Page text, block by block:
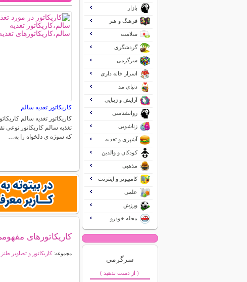
کاریکاتور تغذیه سالم
کاریکاتور تغذیه سالم
تغذیه سالم کاریکاتور
که سوژه ی دلخواه را به…
کاریکاتورهای
مجموعه:کاریکاتور و تصاویر طنز
بازار
فرهنگ و هنر
سلامت
گردشگری
سرگرمی
اسرار خانه داری
دنیای مد
آرایش و زیبایی
روانشناسی
زناشویی
آشپزی و تغذیه
کودکان و والدین
مذهبی
کامپیوتر و اینترنت
علمی
ورزش
مجله خودرو
سرگرمی
( از دست ندهید )